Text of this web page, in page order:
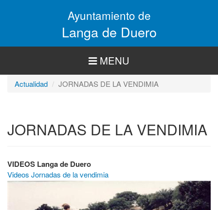
Ayuntamiento de
Langa de Duero
MENU
Actualidad JORNADAS DE LA VENDIMIA
JORNADAS DE LA VENDIMIA
VIDEOS Langa de Duero
Videos Jornadas de la vendimia